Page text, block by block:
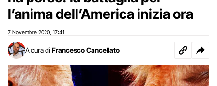
l’anima dell’America inizia ora
7 Novembre 2020 17:41
A cura di Francesco Cancellato